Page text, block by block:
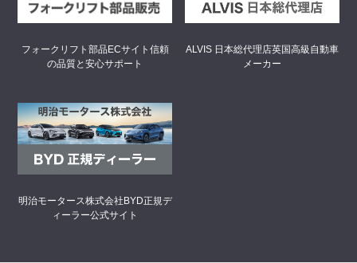
フォークリフト部品ECサイト 信頼
の品質と安心サポート
ALVIS 日本総代理店英国高級自動車
メーカー
明治モータース株式会社 BYD正規デ
ィーラー公式サイト